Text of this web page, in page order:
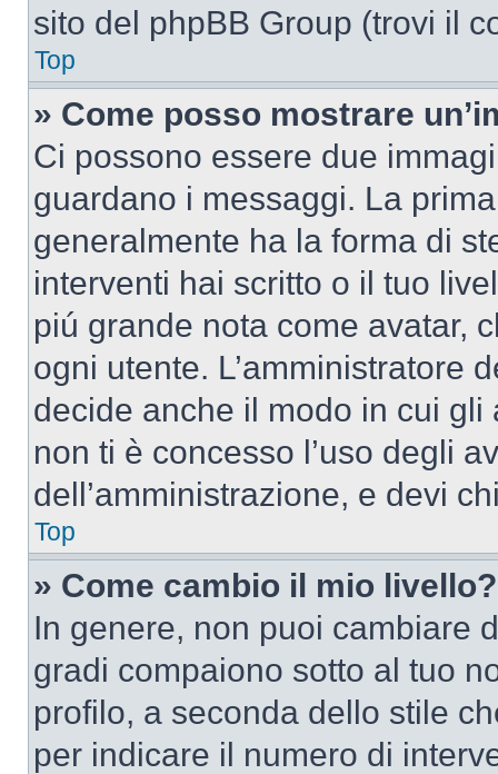
sito del phpBB Group (trovi il
Top
» Come posso mostrare
Ci possono essere due
guardano i messaggi. La
generalmente ha la forma di
interventi hai scritto o il tuo
piú grande nota come avatar,
ogni utente. L’amministratore
decide anche il modo in cui
non ti è concesso l’uso degli
dell’amministrazione, e devi
Top
» Come cambio il mio livello?
In genere, non puoi cambiare
gradi compaiono sotto al tuo
profilo, a seconda dello stile
per indicare il numero di